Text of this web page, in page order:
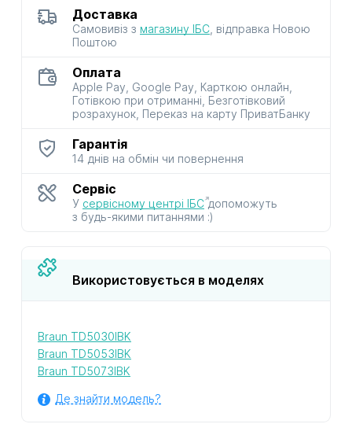
Доставка
Самовивіз з магазину ІБС , відправка Новою
Поштою
Оплата
Apple Pay, Google Pay, Карткою онлайн,
Готівкою при отриманні, Безготівковий
розрахунок, Переказ на карту ПриватБанку
Гарантія
14 днів на обмін чи повернення
Сервіс
У сервісному центрі ІБСдопоможуть
з будь-якими питаннями :)
Використовується в моделях
Braun TD5030IBK
Braun TD5053IBK
Braun TD5073IBK
Де знайти модель?